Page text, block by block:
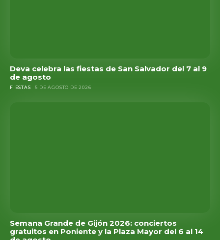
Deva celebra las fiestas de San Salvador del 7 al 9
de agosto
FIESTAS 5 DE AGOSTO DE 2026
Semana Grande de Gijón 2026: conciertos
gratuitos en Poniente y la Plaza Mayor del 6 al 14